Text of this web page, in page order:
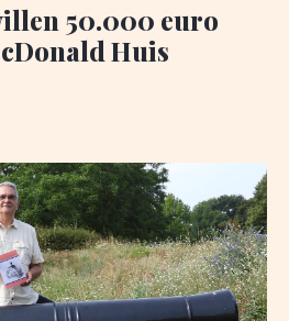
50.000 euro
Huis